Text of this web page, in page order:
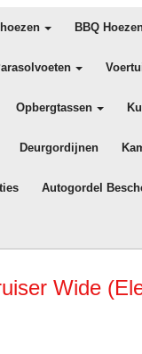
BBQ
Opbergtassen
Deurgordijnen
Autogordel
Wide